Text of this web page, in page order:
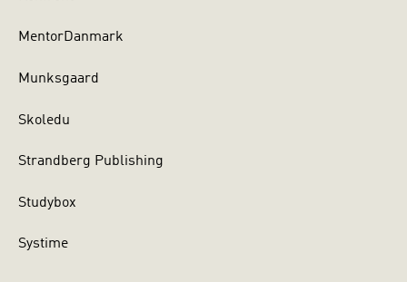
MentorDanmark
Munksgaard
Skoledu
Strandberg Publishing
Studybox
Systime